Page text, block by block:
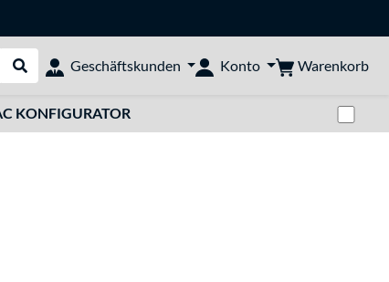
Suche durchführen
Geschäftskunden Konto Warenkorb
KONFIGURATOR